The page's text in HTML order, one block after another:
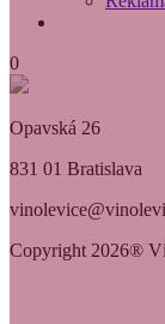
0
Opavská 26
831 01 Bratislava
Copyright 2026®